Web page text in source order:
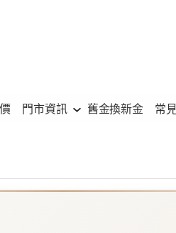
門市資訊 舊金換新金 常